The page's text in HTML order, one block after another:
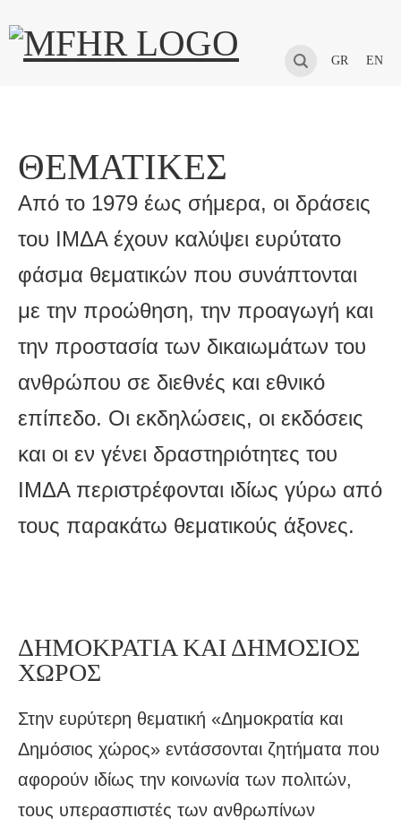
GR EN
ΘΕΜΑΤΙΚΈΣ
Από το 1979 έως σήμερα, οι δράσεις
του ΙΜΔΑ έχουν καλύψει ευρύτατο
φάσμα θεματικών που συνάπτονται
με την προώθηση, την προαγωγή και
την προστασία των δικαιωμάτων του
ανθρώπου σε διεθνές και εθνικό
επίπεδο. Οι εκδηλώσεις, οι εκδόσεις
και οι εν γένει δραστηριότητες του
ΙΜΔΑ περιστρέφονται ιδίως γύρω από
τους παρακάτω θεματικούς άξονες.
ΔΗΜΟΚΡΑΤΙΑ ΚΑΙ ΔΗΜΟΣΙΟΣ
ΧΩΡΟΣ
Στην ευρύτερη θεματική «Δημοκρατία και
Δημόσιος χώρος» εντάσσονται ζητήματα που
αφορούν ιδίως την κοινωνία των πολιτών,
τους υπερασπιστές των ανθρωπίνων